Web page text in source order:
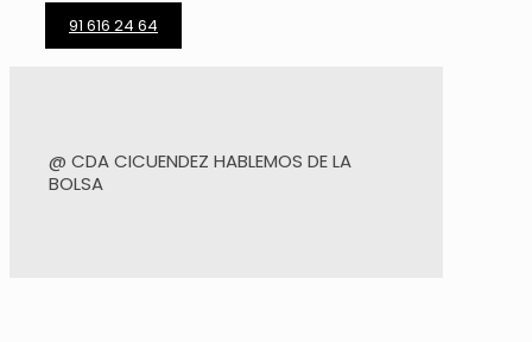
91 616 24 64
@ CDA CICUENDEZ HABLEMOS DE LA
BOLSA